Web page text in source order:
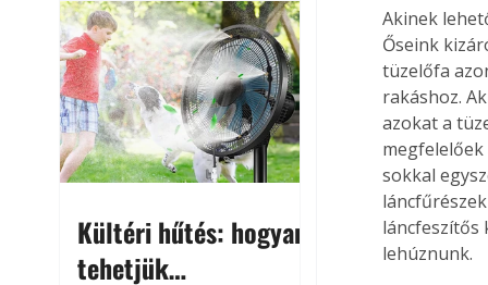
megközelítheti. Ez nemcsak a
beszállást teszi kellemetlenné,
hanem az autó állapotára és a
benne hagyott tárgyakra is
káros hatással lehet. Néhány
egyszerű óvintézkedéssel
azonban jelentősen
csökkenthetjük a hőség káros
Kültéri hűtés: hogyan
tehetjük
Akinek
Őseink
tüzelőfa
rakáshoz.
azokat a
sokkal
láncfeszítős
lehúznunk.